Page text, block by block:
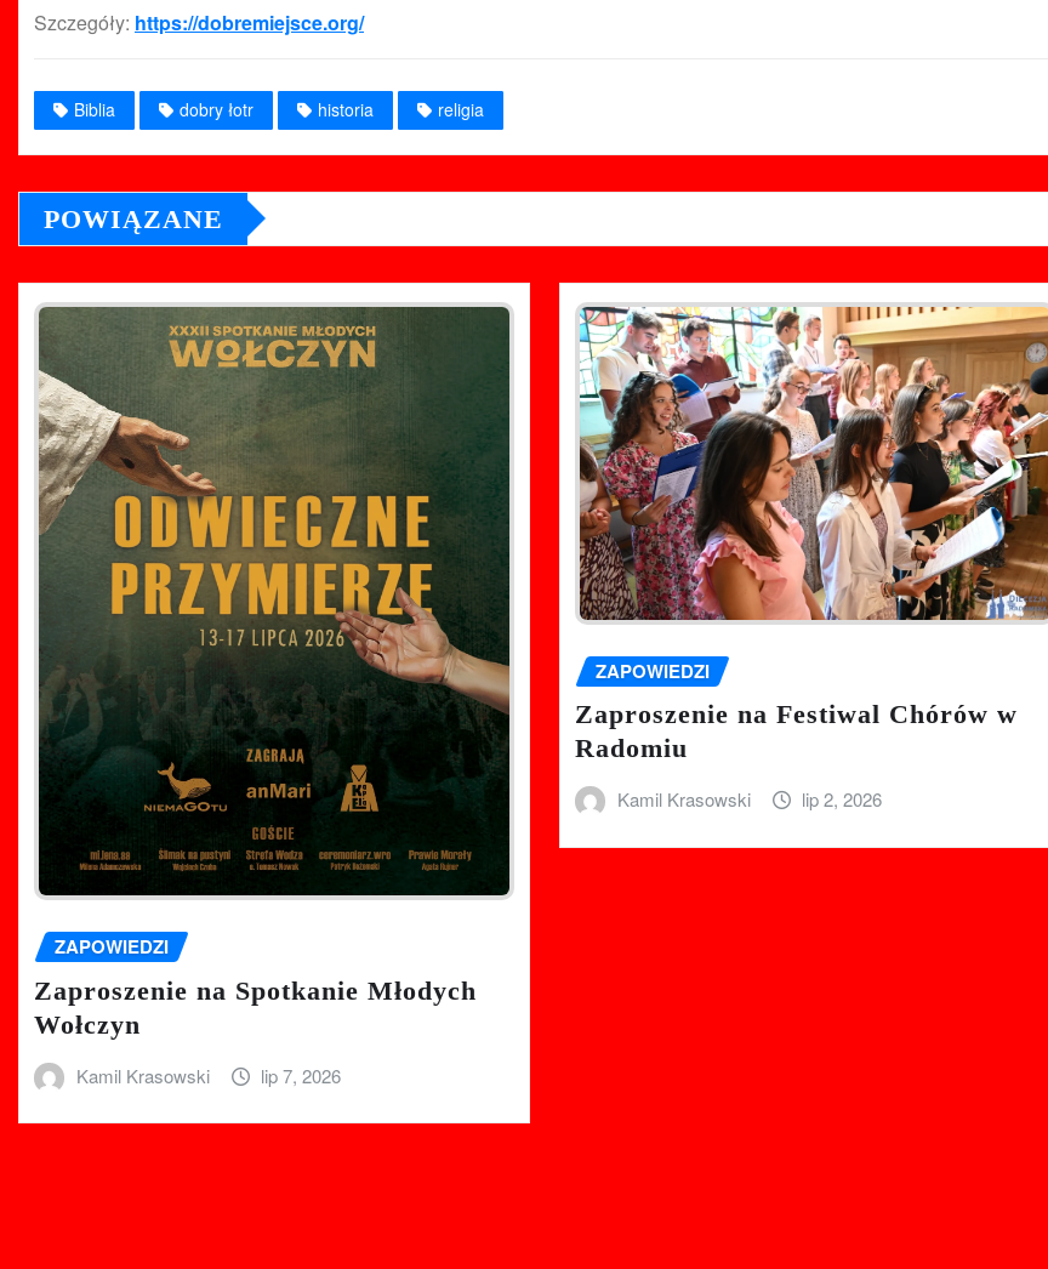
Szczegóły: https://dobremiejsce.org/
Biblia dobry łotr historia religia
POWIĄZANE
ZAPOWIEDZI
Zaproszenie na Spotkanie Młodych
Wołczyn
Kamil Krasowski lip 7, 2026
ZAPOWIEDZI
Zaproszenie na Festiwal Chórów w
Radomiu
Kamil Krasowski lip 2, 2026